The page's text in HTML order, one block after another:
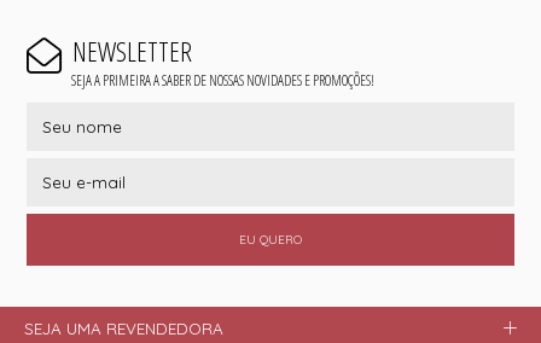
NEWSLETTER
SEJA A PRIMEIRA A SABER DE NOSSAS NOVIDADES E PROMOÇÕES!
EU QUERO
SEJA UMA REVENDEDORA